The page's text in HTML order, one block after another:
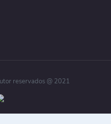
reservados @ 2021